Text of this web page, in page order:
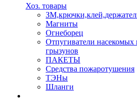
Хоз. товары
Магниты
Огнеборец
Отпугиватели насекомых
грызунов
ПАКЕТЫ
Средства пожаротушения
ТЭНы
Шланги